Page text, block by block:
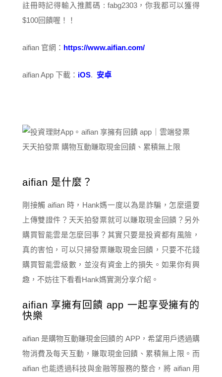
註冊時記得輸入推薦碼 : fabg2303，你我都可以獲得
$100回饋喔！！
aifian 官網： https://www.aifian.com/
aifian App 下載： iOS. 安卓
aifian 是什麼？
剛接觸 aifian 時，Hank媽一度以為是詐騙，怎麼還要
上傳雙證件？天天拍發票就可以賺取現金回饋？另外
購買智能雲是怎麼回事？其實只要是投資都有風險，
真的害怕，可以只掃發票賺取現金回饋，只要不花錢
購買智能雲級數，並沒有資金上的損失。如果你有興
趣，不妨往下看看Hank媽實測分享介紹。
aifian 享擁有回饋 app 一起享受擁有的
快樂
aifian 是購物互動賺現金回饋的 APP，希望用戶透過購
物消費及每天互動，賺取現金回饋、累積無上限。而
aifian 也能透過科技與金融等服務的整合，將 aifian 用